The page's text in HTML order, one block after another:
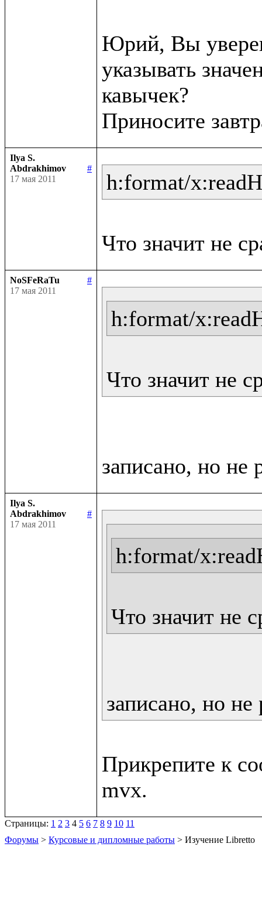
Юрий, Вы
указывать
кавычек?
Ilya S.
Abdrakhimov
#
17 мая 2011
h:format/
NoSFeRaTu
#
17 мая 2011
h:format/
Что значит не
Ilya S.
Abdrakhimov
#
17 мая 2011
h:format/
Что значит не
записано, но не
Прикрепите к
Страницы: 1 2 3 4 5 6 7 8 9 10 11
Форумы > Курсовые и дипломные работы > Изучение Libretto